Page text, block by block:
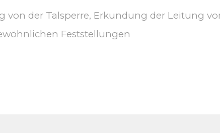
der Talsperre, Erkundung der Leitung
Feststellungen